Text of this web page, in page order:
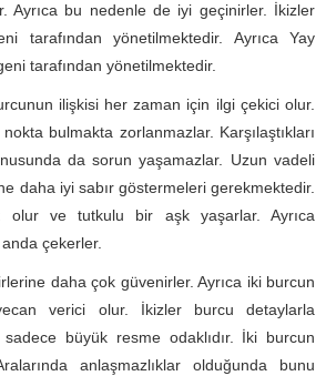
Ayrıca bu nedenle de iyi geçinirler. İkizler
tarafından yönetilmektedir. Ayrıca Yay
tarafından yönetilmektedir.
ilişkisi her zaman için ilgi çekici olur.
bulmakta zorlanmazlar. Karşılaştıkları
da sorun yaşamazlar. Uzun vadeli
daha iyi sabır göstermeleri gerekmektedir.
olur ve tutkulu bir aşk yaşarlar. Ayrıca
çekerler.
daha çok güvenirler. Ayrıca iki burcun
verici olur. İkizler burcu detaylarla
büyük resme odaklıdır. İki burcun
anlaşmazlıklar olduğunda bunu